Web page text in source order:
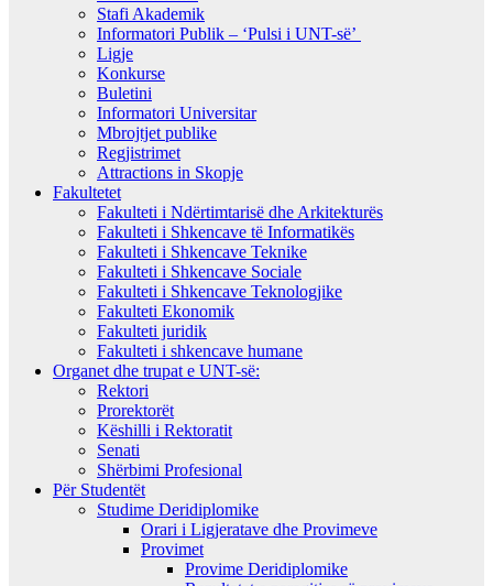
Stafi Akademik
Informatori Publik – ‘Pulsi i UNT-së’
Ligje
Konkurse
Buletini
Informatori Universitar
Mbrojtjet publike
Regjistrimet
Attractions in Skopje
Fakultetet
Fakulteti i Ndërtimtarisë dhe Arkitekturës
Fakulteti i Shkencave të Informatikës
Fakulteti i Shkencave Teknike
Fakulteti i Shkencave Sociale
Fakulteti i Shkencave Teknologjike
Fakulteti Ekonomik
Fakulteti juridik
Fakulteti i shkencave humane
Organet dhe trupat e UNT-së:
Rektori
Prorektorët
Këshilli i Rektoratit
Senati
Shërbimi Profesional
Për Studentët
Studime Deridiplomike
Orari i Ligjeratave dhe Provimeve
Provimet
Provime Deridiplomike